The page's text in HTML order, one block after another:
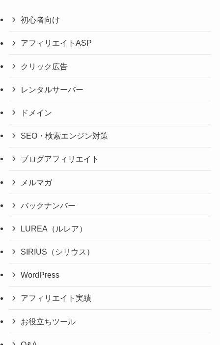
初心者向け
アフィリエイトASP
クリック広告
レンタルサーバー
ドメイン
SEO・検索エンジン対策
ブログアフィリエイト
メルマガ
バックナンバー
LUREA（ルレア）
SIRIUS（シリウス）
WordPress
アフィリエイト実績
お役立ちツール